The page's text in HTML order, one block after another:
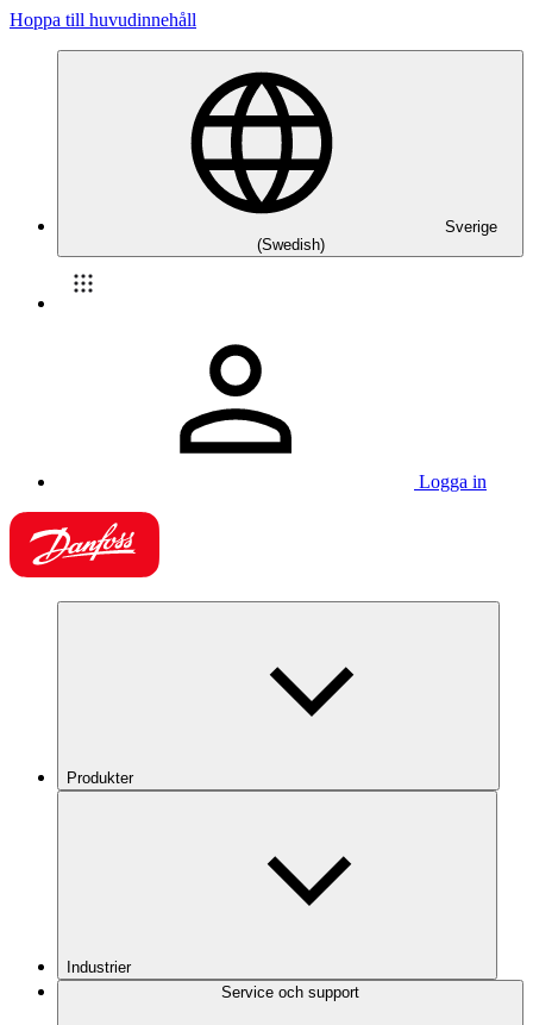
Hoppa till huvudinnehåll
Sverige
(Swedish)
Logga in
Produkter
Industrier
Service och support